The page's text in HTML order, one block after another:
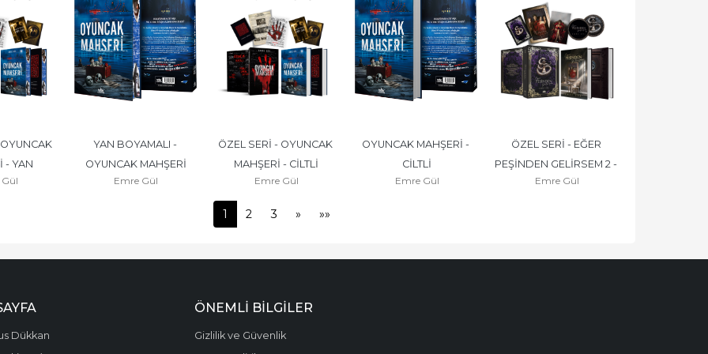
- YAN
YAN BOYAMALI -
OYUNCAK MAHŞERİ
Emre Gül
ÖZEL SERİ - OYUNCAK
MAHŞERİ - CİLTLİ
Emre Gül
OYUNCAK MAHŞERİ -
CİLTLİ
Emre Gül
ÖZEL SERİ - EĞER
PEŞİNDEN GELİRSEM 2 -
CİLTLİ
Emre Gül
1 2 3 » »»
Dükkan
ÖNEMLI BILGILER
Gizlilik ve Güvenlik